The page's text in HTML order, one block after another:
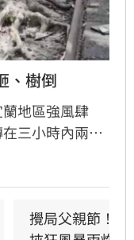
、樹倒
地區強風肆
三小時內兩度
，所幸無人傷
攪局父親節！